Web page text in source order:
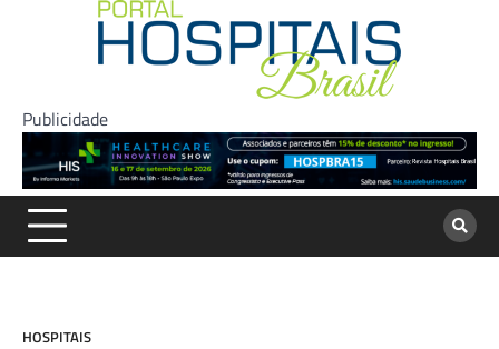
Publicidade
HOSPITAIS